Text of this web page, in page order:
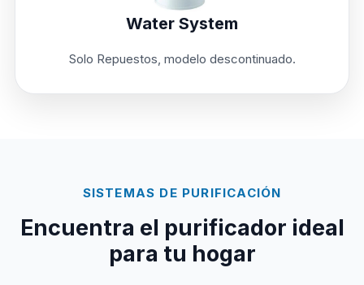
Water System
Solo Repuestos, modelo descontinuado.
SISTEMAS DE PURIFICACIÓN
Encuentra el purificador ideal
para tu hogar